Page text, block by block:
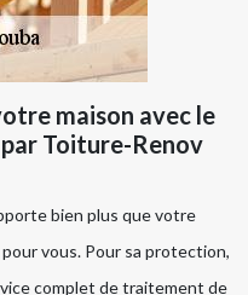
maison avec le
Toiture-Renov
bien plus que votre
vous. Pour sa protection,
complet de traitement de